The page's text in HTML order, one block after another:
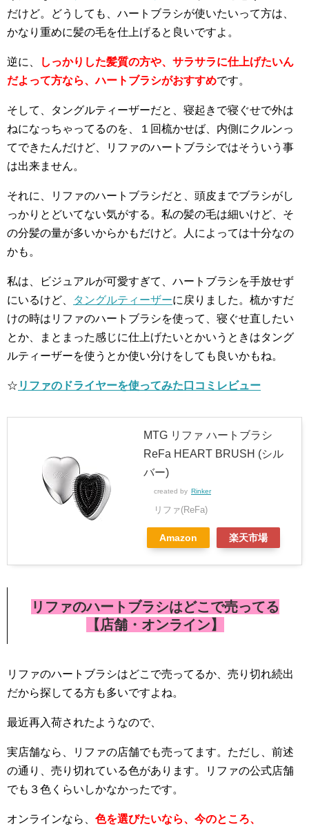
だけど。どうしても、ハートブラシが使いたいって方は、
かなり重めに髪の毛を仕上げると良いですよ。
逆に、
しっかりした髪質の方や、サラサラに仕上げたいん
だよって方なら、ハートブラシがおすすめです。
そして、タングルティーザーだと、寝起きで寝ぐせで外は
ねになっちゃってるのを、１回梳かせば、内側にクルンっ
てできたんだけど、リファのハートブラシではそういう事
は出来ません。
それに、リファのハートブラシだと、頭皮までブラシがし
っかりとどいてない気がする。私の髪の毛は細いけど、そ
の分髪の量が多いからかもだけど。人によっては十分なの
かも。
私は、ビジュアルが可愛すぎて、ハートブラシを手放せず
にいるけど、
タングルティーザーに戻りました。梳かすだ
けの時はリファのハートブラシを使って、寝ぐせ直したい
とか、まとまった感じに仕上げたいとかいうときはタング
ルティーザーを使うとか使い分けをしても良いかもね。
☆ リファのドライヤーを使ってみた口コミレビュー
MTG リファ ハートブラシ
ReFa HEART BRUSH (シル
バー)
created by Rinker
リファ(ReFa)
Amazon 楽天市場
リファのハートブラシはどこで売ってる
【店舗・オンライン】
リファのハートブラシはどこで売ってるか、売り切れ続出
だから探してる方も多いですよね。
最近再入荷されたようなので、
実店舗なら、リファの店舗でも売ってます。ただし、前述
の通り、売り切れている色があります。リファの公式店舗
でも３色くらいしかなかったです。
オンラインなら、 色を選びたいなら、今のところ、